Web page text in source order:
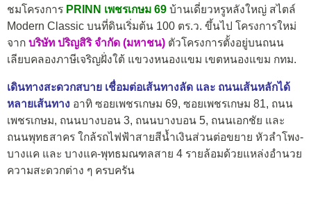
ชมโครงการ PRINN เพชรเกษม 69 บ้านเดี่ยวหรูหลังใหญ่ สไตล์
Modern Classic บนที่ดินเริ่มต้น 100 ตร.ว. ขึ้นไป โครงการใหม่
จาก บริษัท ปริญสิริ จำกัด (มหาชน) ตัวโครงการตั้งอยู่บนถนน
เลียบคลองภาษีเจริญฝั่งใต้ แขวงหนองแขม เขตหนองแขม กทม.
เดินทางสะดวกสบาย เชื่อมต่อเส้นทางลัด และ ถนนเส้นหลักได้
หลายเส้นทาง อาทิ ซอยเพชรเกษม 69, ซอยเพชรเกษม 81, ถนน
เพชรเกษม, ถนนบางบอน 3, ถนนบางบอน 5, ถนนเอกชัย และ
ถนนพุทธสาคร ใกล้รถไฟฟ้าสายสีน้ำเงินส่วนต่อขยาย หัวลำโพง-
บางแค และ บางแค-พุทธมณฑลสาย 4 รายล้อมด้วยแหล่งอำนวย
ความสะดวกต่าง ๆ ครบครัน